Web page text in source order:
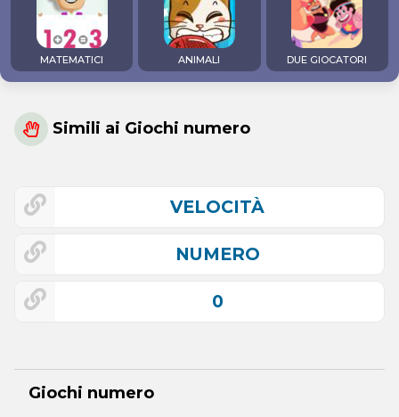
MATEMATICI ANIMALI DUE GIOCATORI
Simili ai Giochi numero
VELOCITÀ
NUMERO
0
Giochi numero